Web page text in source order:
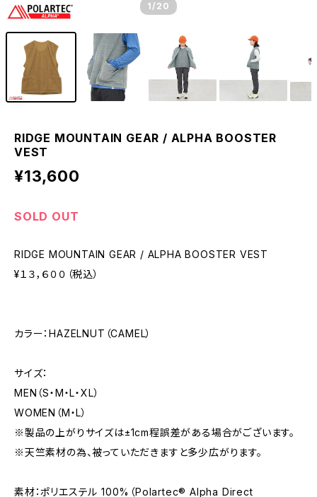
1 /20
RIDGE MOUNTAIN GEAR / ALPHA BOOSTER
VEST
¥13,600
SOLD OUT
RIDGE MOUNTAIN GEAR / ALPHA BOOSTER VEST
¥１３，６００（税込）
カラー：HAZELNUT（CAMEL）
サイズ：
MEN（S・M・L・XL）
WOMEN（M・L）
※製品の上がりサイズは±1cm程誤差がある場合がございます。
※天竺素材の為、被っていただきますと多少広がります。
素材：ポリエステル 100%（Polartec® Alpha Direct